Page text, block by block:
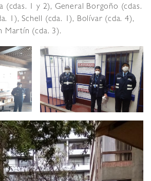
(cdas. 1 y 2), General Borgoño (cdas.
1), Schell (cda. 1), Bolívar (cda. 4),
Martín (cda. 3).